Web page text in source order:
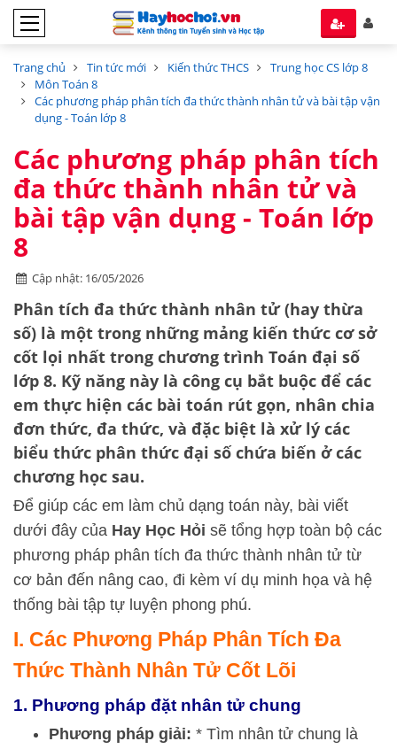
Trang chủ Tin tức mới Kiến thức THCS
Trung học CS lớp 8
Môn Toán 8
Các phương pháp phân tích đa thức thành nhân tử và bài tập vận
dụng - Toán lớp 8
Các phương pháp phân tích
đa thức thành nhân tử và
bài tập vận dụng - Toán lớp
8
Cập nhật: 16/05/2026
Phân tích đa thức thành nhân tử (hay thừa
số) là một trong những mảng kiến thức cơ sở
cốt lọi nhất trong chương trình Toán đại số
lớp 8. Kỹ năng này là công cụ bắt buộc để các
em thực hiện các bài toán rút gọn, nhân chia
đơn thức, đa thức, và đặc biệt là xử lý các
biểu thức phân thức đại số chứa biến ở các
chương học sau.
Để giúp các em làm chủ dạng toán này, bài viết
dưới đây của Hay Học Hỏi sẽ tổng hợp toàn bộ các
phương pháp phân tích đa thức thành nhân tử từ
cơ bản đến nâng cao, đi kèm ví dụ minh họa và hệ
thống bài tập tự luyện phong phú.
I. Các Phương Pháp Phân Tích Đa
Thức Thành Nhân Tử Cốt Lõi
1. Phương pháp đặt nhân tử chung
Phương pháp giải: * Tìm nhân tử chung là